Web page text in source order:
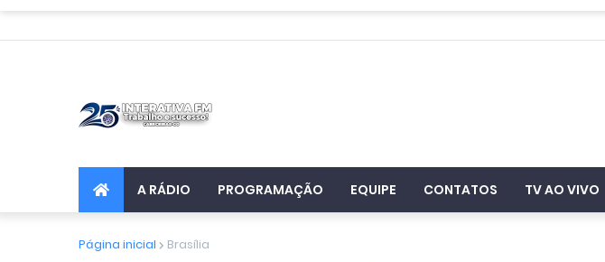
A RÁDIO PROGRAMAÇÃO EQUIPE CONTATOS TV AO VIVO
Página inicial Brasília